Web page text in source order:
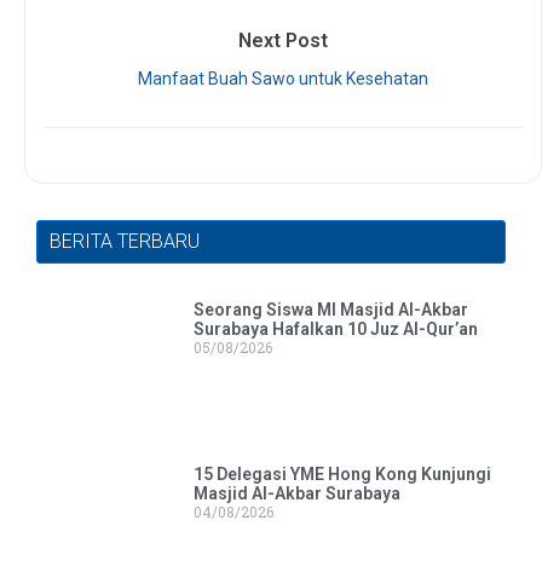
Next Post
Manfaat Buah Sawo untuk Kesehatan
BERITA TERBARU
Seorang Siswa MI Masjid Al-Akbar
Surabaya Hafalkan 10 Juz Al-Qur’an
05/08/2026
15 Delegasi YME Hong Kong Kunjungi
Masjid Al-Akbar Surabaya
04/08/2026